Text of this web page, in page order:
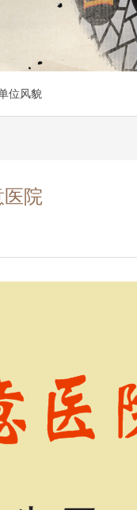
位风貌
医院